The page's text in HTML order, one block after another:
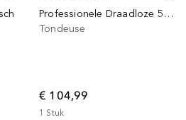
Professionele Draadloze 5-in-1 Tondeuse met Foil Shaver - Haartrimmer - Baardtrimmer
Tondeuse
€ 104,99
1 Stuk